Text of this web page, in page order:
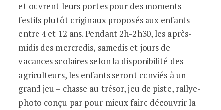
et ouvrent leurs portes pour des moments
festifs plutôt originaux proposés aux enfants
entre 4 et 12 ans. Pendant 2h-2h30, les après-
midis des mercredis, samedis et jours de
vacances scolaires selon la disponibilité des
agriculteurs, les enfants seront conviés à un
grand jeu – chasse au trésor, jeu de piste, rallye-
photo conçu par pour mieux faire découvrir la